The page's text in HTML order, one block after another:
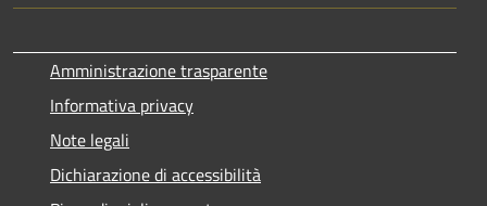
Amministrazione trasparente
Informativa privacy
Note legali
Dichiarazione di accessibilità